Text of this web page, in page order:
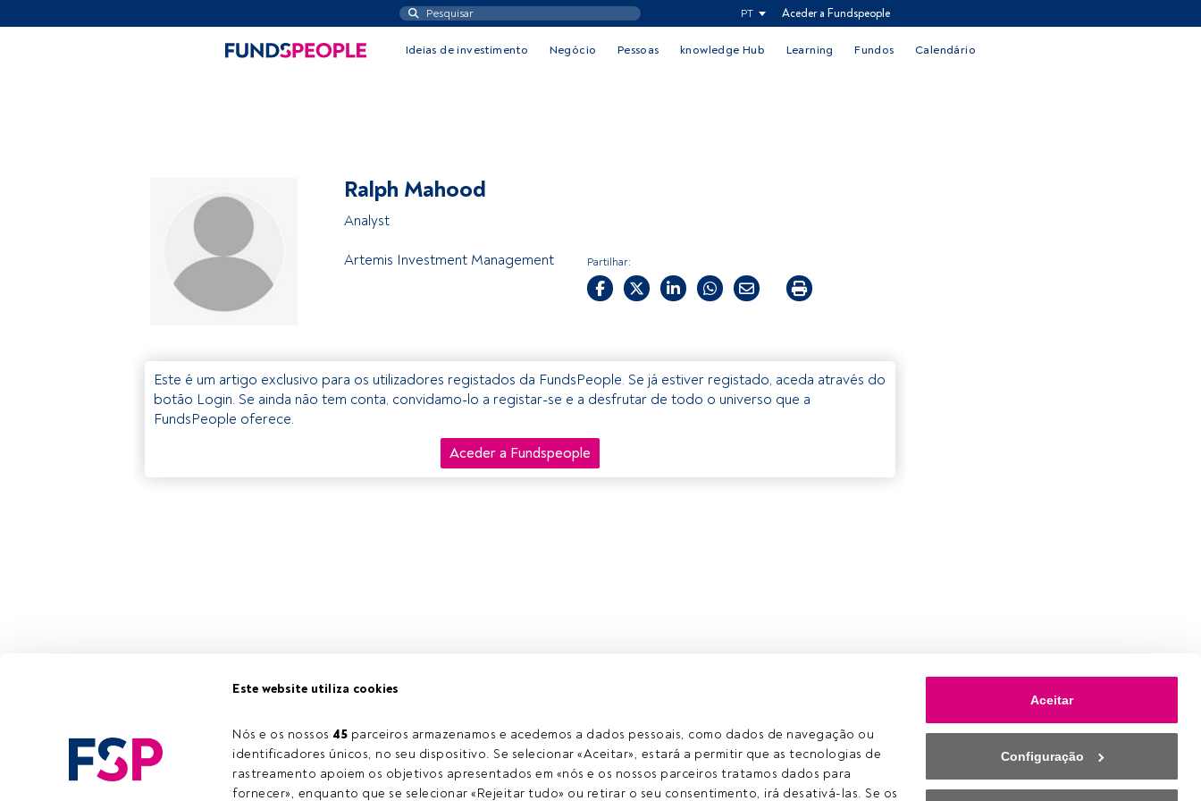
Este website utiliza cookies
Nós e os nossos 45 parceiros armazenamos e acedemos a dados pessoais, como dados de navegação ou
identificadores únicos, no seu dispositivo. Se selecionar «Aceitar», estará a permitir que as tecnologias de
rastreamento apoiem os objetivos apresentados em «nós e os nossos parceiros tratamos dados para
fornecer», enquanto que se selecionar «Rejeitar tudo» ou retirar o seu consentimento, irá desativá-las. Se os
Aceitar
Configuração
PT Aceder a Fundspeople
Ideias de investimento Negócio Pessoas knowledge Hub Learning Fundos Calendário
Ralph Mahood
Analyst
Artemis Investment Management Partilhar:
Este é um artigo exclusivo para os utilizadores registados da FundsPeople. Se já estiver registado, aceda através do
botão Login. Se ainda não tem conta, convidamo-lo a registar-se e a desfrutar de todo o universo que a
FundsPeople oferece.
Aceder a Fundspeople